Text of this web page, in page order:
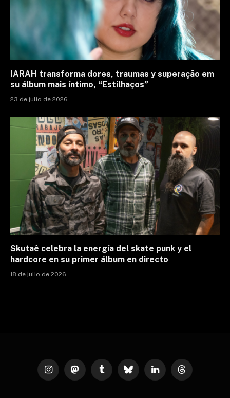
IARAH transforma dores, traumas y superação em
su álbum mais íntimo, “Estilhaços”
23 de julio de 2026
Skutaê celebra la energía del skate punk y el
hardcore en su primer álbum en directo
18 de julio de 2026
InstagramMastodonTumblr Bluesky LinkedInThreads